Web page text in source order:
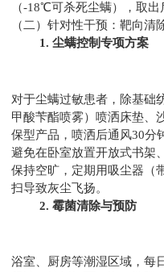
（-18℃可杀死尘螨），取出
（二）针对性干预：靶向清
1. 尘螨控制专项方案
对于尘螨过敏患者，除基础
甲酸苄酯喷雾）喷洒床垫、
保型产品，喷洒后通风30分
避免在卧室放置开放式书架
保持空旷，定期用吸尘器（
扫导致灰尘飞扬。
2. 霉菌清除与预防
浴室、厨房等潮湿区域，每